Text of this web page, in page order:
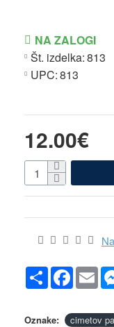
12.00€
NA ZALOGI
Št. izdelka:813
UPC:813
Share
Oznake: cimetov